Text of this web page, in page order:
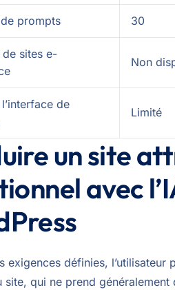
prompts 30
de sites e-
Non
de
Limité
un site
avec
exigences définies, l’utilisateur
site, qui ne prend généralement